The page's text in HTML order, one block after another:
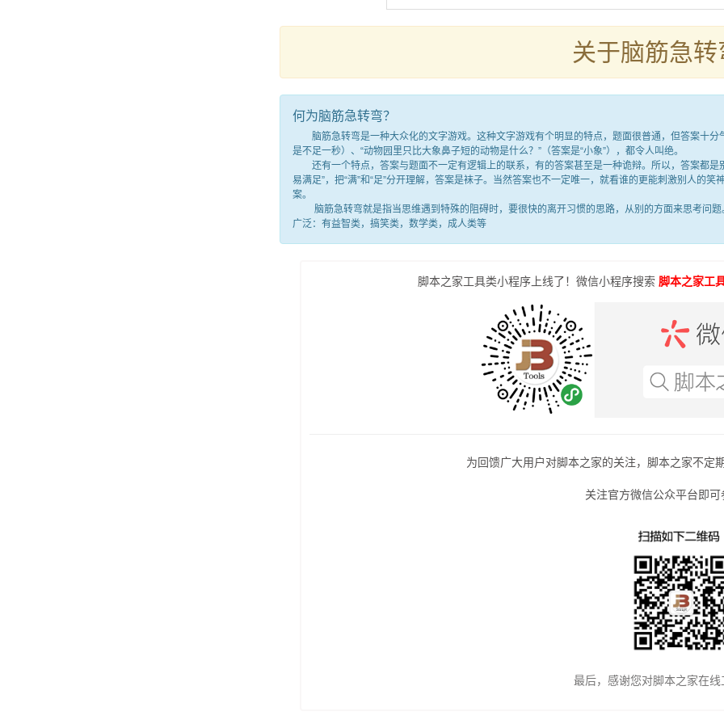
关于脑筋急
何为脑筋急转弯？
脑筋急转弯是一种大众化的文字游戏。这种文字游戏有个明显的特点，题面很普通，但答案十分
是不足一秒）、“动物园里只比大象鼻子短的动物是什么？”（答案是“小象”），都令人叫绝。
还有一个特点，答案与题面不一定有逻辑上的联系，有的答案甚至是一种诡辩。所以，答案都是
易满足”，把“满”和“足”分开理解，答案是袜子。当然答案也不一定唯一，就看谁的更能刺激别人的
案。
脑筋急转弯就是指当思维遇到特殊的阻碍时，要很快的离开习惯的思路，从别的方面来思考问
广泛：有益智类，搞笑类，数学类，成人类等
脚本之家工具类小程序上线了！微信小程序搜索 脚本之家工
为回馈广大用户对脚本之家的关注，脚本之家不定
关注官方微信公众平台即可
最后，感谢您对脚本之家在线